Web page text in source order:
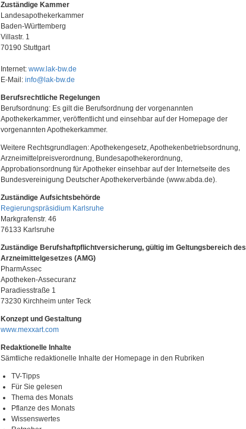
Zuständige Kammer
Landesapothekerkammer
Baden-Württemberg
Villastr. 1
70190 Stuttgart
Internet: www.lak-bw.de
E-Mail: info@lak-bw.de
Berufsrechtliche Regelungen
Berufsordnung: Es gilt die Berufsordnung der vorgenannten
Apothekerkammer, veröffentlicht und einsehbar auf der Homepage der
vorgenannten Apothekerkammer.
Weitere Rechtsgrundlagen: Apothekengesetz, Apothekenbetriebsordnung,
Arzneimittelpreisverordnung, Bundesapothekerordnung,
Approbationsordnung für Apotheker einsehbar auf der Internetseite des
Bundesvereinigung Deutscher Apothekerverbände (www.abda.de).
Zuständige Aufsichtsbehörde
Regierungspräsidium Karlsruhe
Markgrafenstr. 46
76133 Karlsruhe
Zuständige Berufshaftpflichtversicherung, gültig im Geltungsbereich des
Arzneimittelgesetzes (AMG)
PharmAssec
Apotheken-Assecuranz
Paradiesstraße 1
73230 Kirchheim unter Teck
Konzept und Gestaltung
www.mexxart.com
Redaktionelle Inhalte
Sämtliche redaktionelle Inhalte der Homepage in den Rubriken
TV-Tipps
Für Sie gelesen
Thema des Monats
Pflanze des Monats
Wissenswertes